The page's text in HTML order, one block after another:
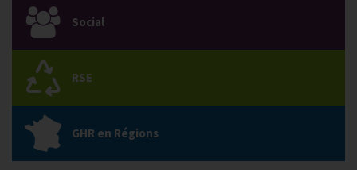
Social
RSE
GHR en Régions